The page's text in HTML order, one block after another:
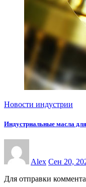
Новости индустрии
Индустриальные масла
Alex Сен 20,
Для отправки